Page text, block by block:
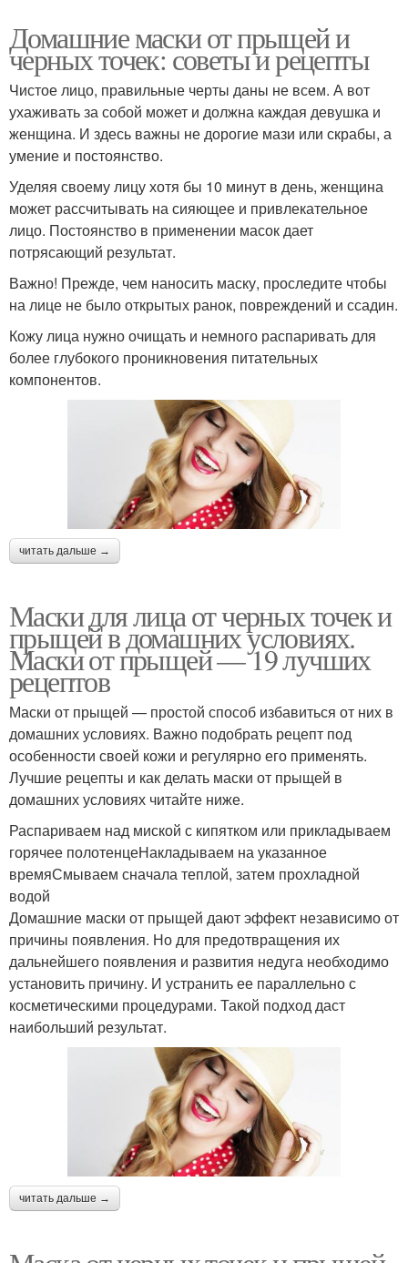
Домашние маски от прыщей и
черных точек: советы и рецепты
Чистое лицо, правильные черты даны не всем. А вот
ухаживать за собой может и должна каждая девушка и
женщина. И здесь важны не дорогие мази или скрабы, а
умение и постоянство.
Уделяя своему лицу хотя бы 10 минут в день, женщина
может рассчитывать на сияющее и привлекательное
лицо. Постоянство в применении масок дает
потрясающий результат.
Важно! Прежде, чем наносить маску, проследите чтобы
на лице не было открытых ранок, повреждений и ссадин.
Кожу лица нужно очищать и немного распаривать для
более глубокого проникновения питательных
компонентов.
читать дальше →
Маски для лица от черных точек и
прыщей в домашних условиях.
Маски от прыщей — 19 лучших
рецептов
Маски от прыщей — простой способ избавиться от них в
домашних условиях. Важно подобрать рецепт под
особенности своей кожи и регулярно его применять.
Лучшие рецепты и как делать маски от прыщей в
домашних условиях читайте ниже.
Распариваем над миской с кипятком или прикладываем
горячее полотенцеНакладываем на указанное
времяСмываем сначала теплой, затем прохладной
водой
Домашние маски от прыщей дают эффект независимо от
причины появления. Но для предотвращения их
дальнейшего появления и развития недуга необходимо
установить причину. И устранить ее параллельно с
косметическими процедурами. Такой подход даст
наибольший результат.
читать дальше →